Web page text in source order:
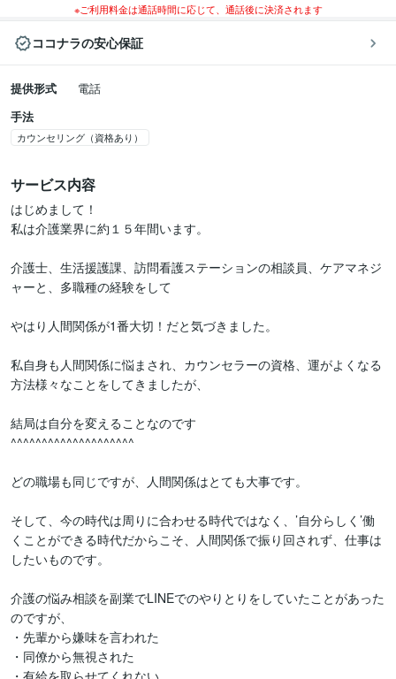
※ご利用料金は通話時間に応じて、通話後に決済されます
ココナラの安心保証
提供形式
電話
手法
カウンセリング（資格あり）
サービス内容
はじめまして！
私は介護業界に約１５年間います。
介護士、生活援護課、訪問看護ステーションの相談員、ケアマネジ
ャーと、多職種の経験をして
やはり人間関係が1番大切！だと気づきました。
私自身も人間関係に悩まされ、カウンセラーの資格、運がよくなる
方法様々なことをしてきましたが、
結局は自分を変えることなのです
^^^^^^^^^^^^^^^^^^^^
どの職場も同じですが、人間関係はとても大事です。
そして、今の時代は周りに合わせる時代ではなく、’自分らしく’働
くことができる時代だからこそ、人間関係で振り回されず、仕事は
したいものです。
介護の悩み相談を副業でLINEでのやりとりをしていたことがあった
のですが、
・先輩から嫌味を言われた
・同僚から無視された
・有給を取らせてくれない